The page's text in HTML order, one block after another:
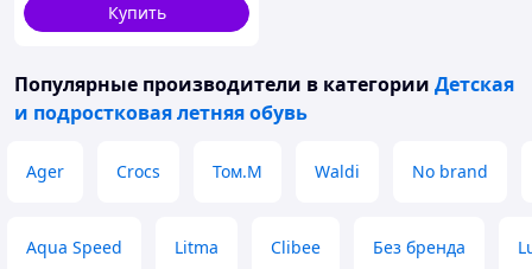
Купить
Популярные производители в категории Детская
и подростковая летняя обувь
Ager Crocs Том.М Waldi No brand
Aqua Speed Litma Clibee Без бренда